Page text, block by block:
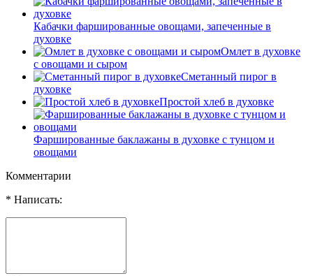
Кабачки фаршированные овощами, запеченные в
духовке
Омлет в духовке
с овощами и сыром
Сметанный пирог в
духовке
Простой хлеб в духовке
Фаршированные баклажаны в духовке с тунцом и
овощами
Комментарии
* Написать: